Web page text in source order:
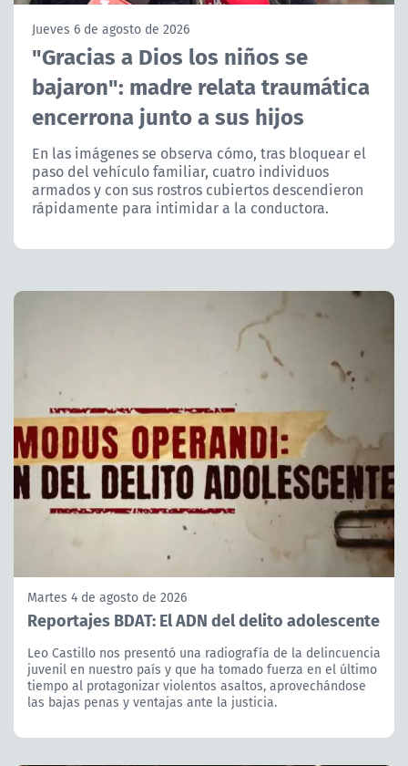
ACTUALIDAD Y TENDENCIAS
CORPORATIVO Y TRANSPARENCIA
CANAL DE DENUNCIAS
ÁREA DE PROYECTOS
Jueves 6 de agosto de 2026
"Gracias a Dios los niños se
bajaron": madre relata traumática
encerrona junto a sus hijos
En las imágenes se observa cómo, tras bloquear el
paso del vehículo familiar, cuatro individuos
armados y con sus rostros cubiertos descendieron
rápidamente para intimidar a la conductora.
Martes 4 de agosto de 2026
Reportajes BDAT: El ADN del delito adolescente
Leo Castillo nos presentó una radiografía de la delincuencia
juvenil en nuestro país y que ha tomado fuerza en el último
tiempo al protagonizar violentos asaltos, aprovechándose
las bajas penas y ventajas ante la justicia.